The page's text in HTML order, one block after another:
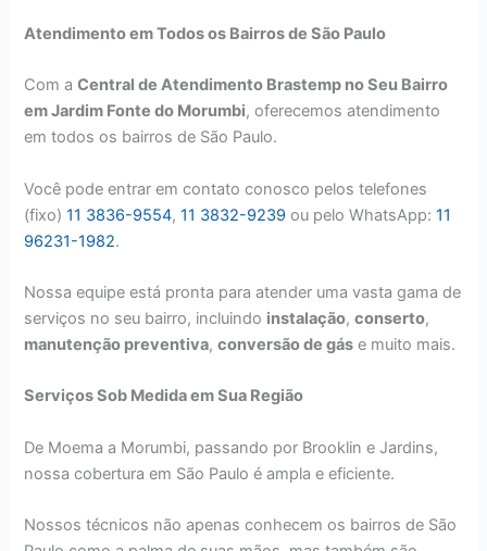
Atendimento em Todos os Bairros de São Paulo
Com aCentral de Atendimento Brastemp no Seu Bairro
em Jardim Fonte do Morumbi, oferecemos atendimento
em todos os bairros de São Paulo.
Você pode entrar em contato conosco pelos telefones
(fixo)11 3836-9554,11 3832-9239 ou pelo WhatsApp:11
96231-1982.
Nossa equipe está pronta para atender uma vasta gama de
serviços no seu bairro, incluindo instalação,conserto,
manutenção preventiva,conversão de gás e muito mais.
Serviços Sob Medida em Sua Região
De Moema a Morumbi, passando por Brooklin e Jardins,
nossa cobertura em São Paulo é ampla e eficiente.
Nossos técnicos não apenas conhecem os bairros de São